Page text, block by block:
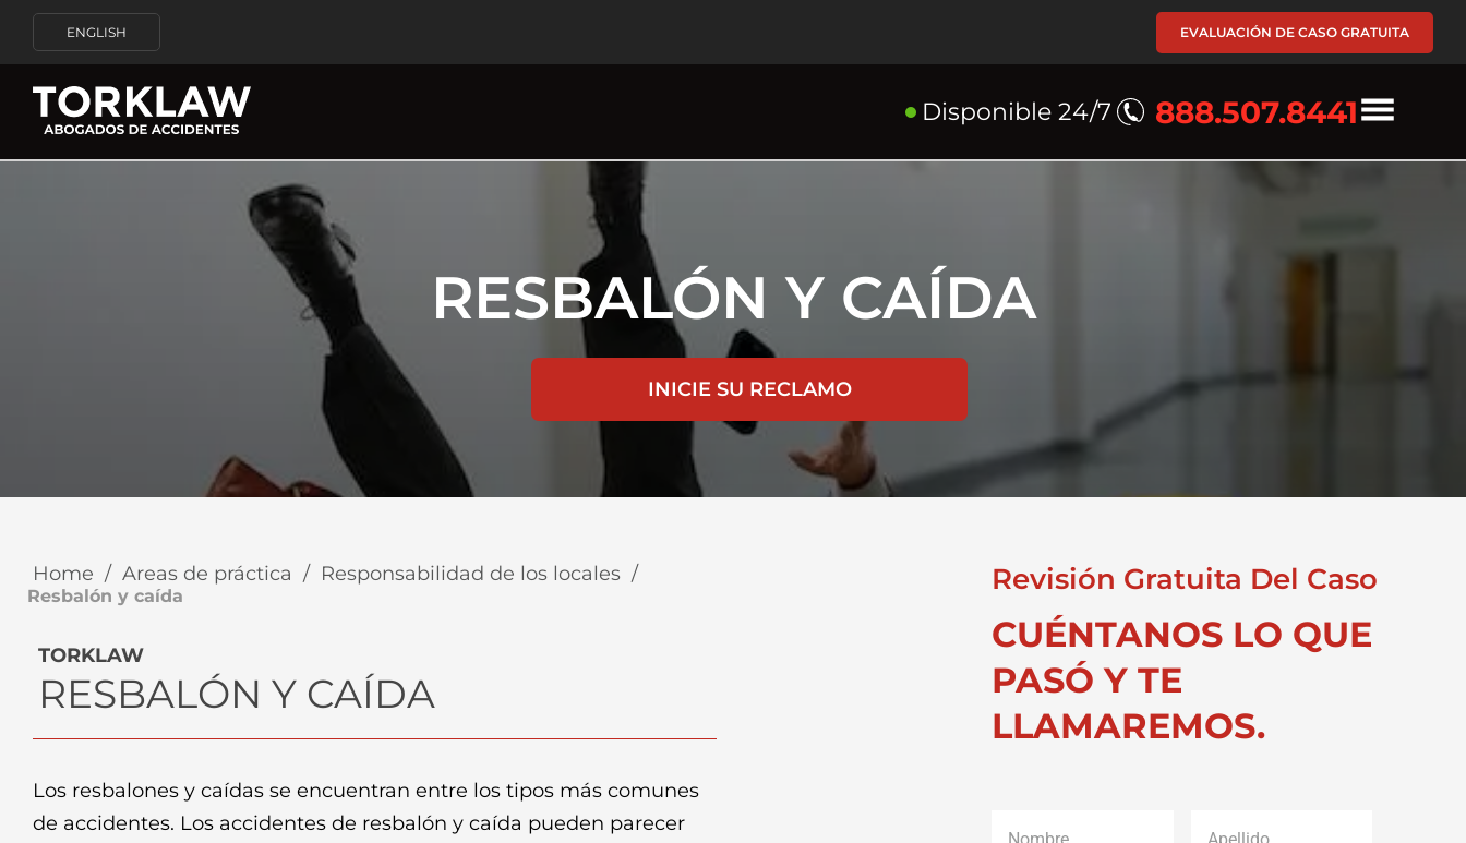
ENGLISH EVALUACIÓN DE CASO GRATUITA
Disponible 24/7 888.507.8441
RESBALÓN Y CAÍDA
INICIE SU RECLAMO
Home / Areas de práctica / Responsabilidad de los locales /
Resbalón y caída
TORKLAW
RESBALÓN Y CAÍDA
Los resbalones y caídas se encuentran entre los tipos más comunes
de accidentes. Los accidentes de resbalón y caída pueden parecer
Revisión Gratuita Del Caso
CUÉNTANOS LO QUE
PASÓ Y TE
LLAMAREMOS.